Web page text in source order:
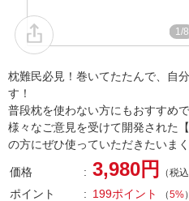
1/8
枕難民必見！巻いてたたんで、自
す！
普段枕を使わない方にもおすすめで
様々なご意見を受けて開発された
の方にぜひ使っていただきたい
価格 3,980円 （税込
ポイント 199ポイント （5%）